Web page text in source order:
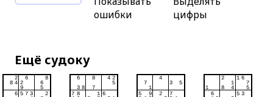
ошибки
цифры
Ещё судоку